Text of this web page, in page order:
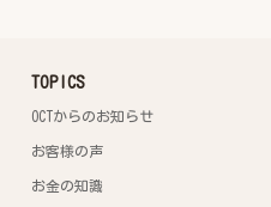
TOPICS
OCTからのお知らせ
お客様の声
お金の知識